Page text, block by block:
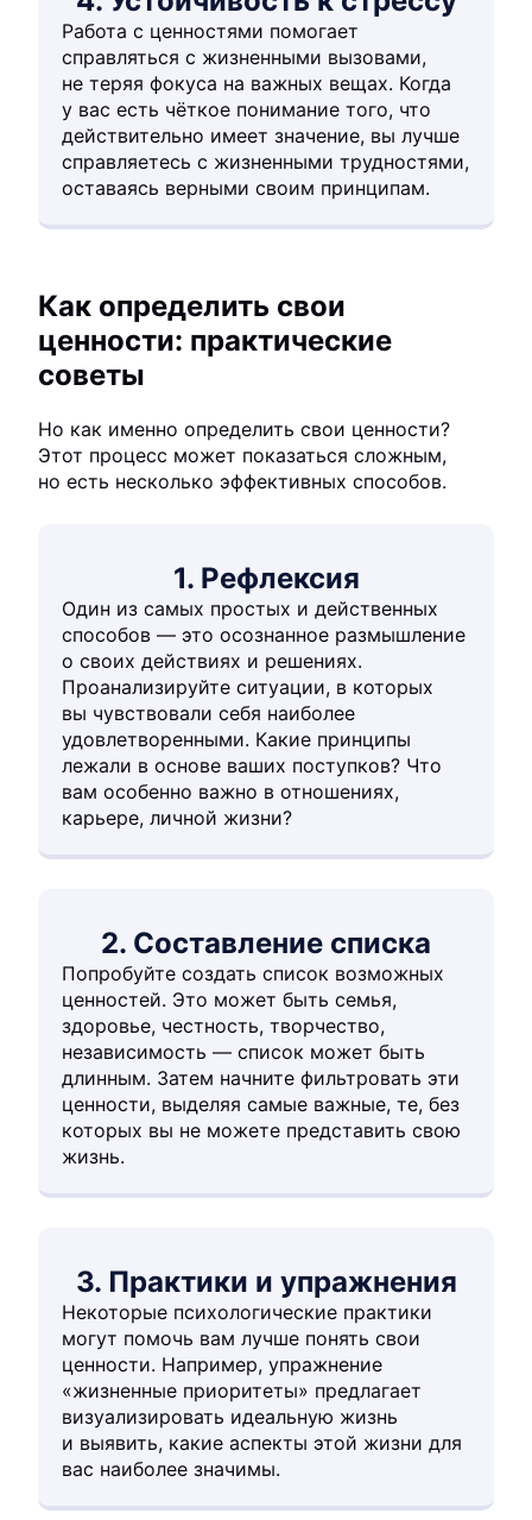
Работа с ценностями помогает
справляться с жизненными вызовами,
не теряя фокуса на важных вещах. Когда
у вас есть чёткое понимание того, что
действительно имеет значение, вы лучше
справляетесь с жизненными трудностями,
оставаясь верными своим принципам.
Как определить свои
ценности: практические
советы
Но как именно определить свои ценности?
Этот процесс может показаться сложным,
но есть несколько эффективных способов.
1. Рефлексия
Один из самых простых и действенных
способов — это осознанное размышление
о своих действиях и решениях.
Проанализируйте ситуации, в которых
вы чувствовали себя наиболее
удовлетворенными. Какие принципы
лежали в основе ваших поступков? Что
вам особенно важно в отношениях,
карьере, личной жизни?
2. Составление списка
Попробуйте создать список возможных
ценностей. Это может быть семья,
здоровье, честность, творчество,
независимость — список может быть
длинным. Затем начните фильтровать эти
ценности, выделяя самые важные, те, без
которых вы не можете представить свою
жизнь.
3. Практики и упражнения
Некоторые психологические практики
могут помочь вам лучше понять свои
ценности. Например, упражнение
«жизненные приоритеты» предлагает
визуализировать идеальную жизнь
и выявить, какие аспекты этой жизни для
вас наиболее значимы.